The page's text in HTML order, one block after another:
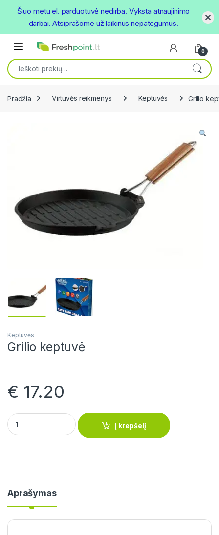
Open
0
Ieškoti:
Pradžia Virtuvės reikmenys Keptuvės Grilio
Keptuvės
Grilio keptuvė
€ 17.20
Grilio keptuvė quantity
Į krepšelį
Aprašymas
Šiuo metu el. parduotuvė nedirba. Vyksta atnaujinimo
darbai. Atsiprašome už laikinus nepatogumus.